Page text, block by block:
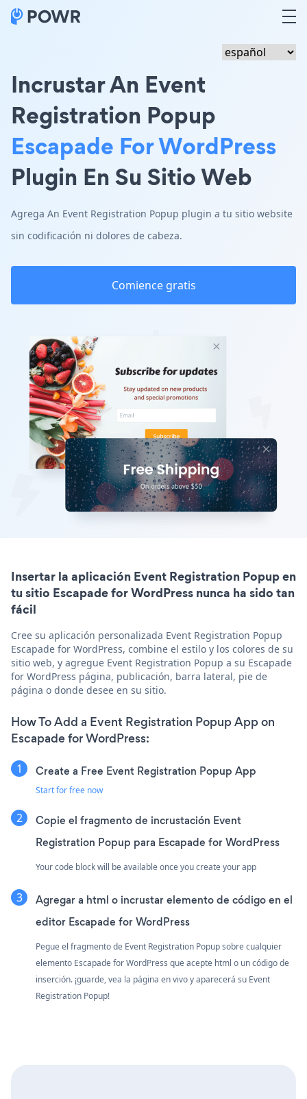
Incrustar An Event
Registration Popup
Escapade For WordPress
Plugin En Su Sitio Web
Agrega An Event Registration Popup plugin a tu sitio website
sin codificación ni dolores de cabeza.
Comience gratis
Insertar la aplicación Event Registration Popup en
tu sitio Escapade for WordPress nunca ha sido tan
fácil
Cree su aplicación personalizada Event Registration Popup
Escapade for WordPress, combine el estilo y los colores de su
sitio web, y agregue Event Registration Popup a su Escapade
for WordPress página, publicación, barra lateral, pie de
página o donde desee en su sitio.
How To Add a Event Registration Popup App on
Escapade for WordPress:
Create a Free Event Registration Popup App
Start for free now
Copie el fragmento de incrustación Event
Registration Popup para Escapade for WordPress
Your code block will be available once you create your app
Agregar a html o incrustar elemento de código en el
editor Escapade for WordPress
Pegue el fragmento de Event Registration Popup sobre cualquier
elemento Escapade for WordPress que acepte html o un código de
inserción. ¡guarde, vea la página en vivo y aparecerá su Event
Registration Popup!